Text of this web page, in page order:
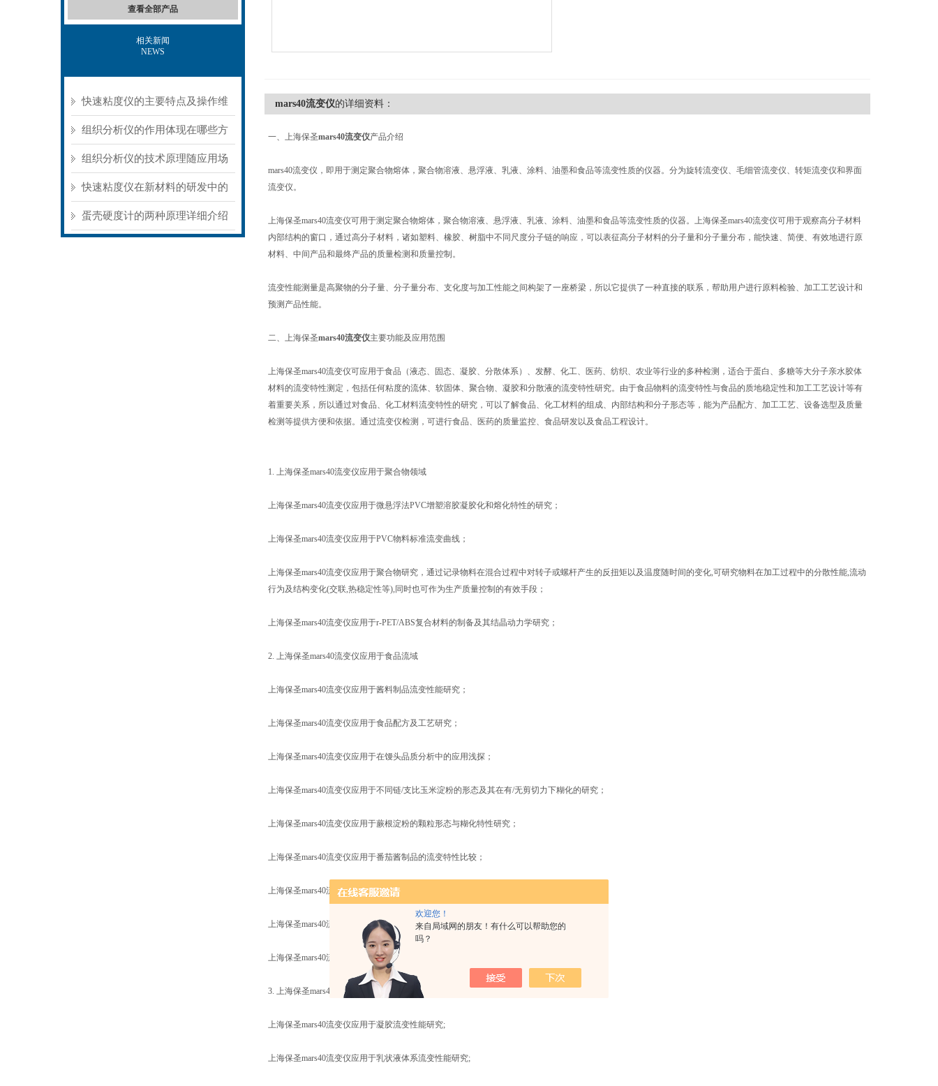
欢迎您！
来自局域网的朋友！有什么可以帮助您的
吗？
查看全部产品
相关新闻
NEWS
快速粘度仪的主要特点及操作维
护方式
组织分析仪的作用体现在哪些方
面？
组织分析仪的技术原理随应用场
景不同存在明显差异
快速粘度仪在新材料的研发中的
应用
蛋壳硬度计的两种原理详细介绍
mars40流变仪的详细资料：
一、上海保圣mars40流变仪产品介绍
mars40流变仪，即用于测定聚合物熔体，聚合物溶液、悬浮液、乳液、涂料、油墨和食品等流变性质的仪器。分为旋转流变仪、毛细管流变仪、转矩流变仪和界面
流变仪。
上海保圣mars40流变仪可用于测定聚合物熔体，聚合物溶液、悬浮液、乳液、涂料、油墨和食品等流变性质的仪器。上海保圣mars40流变仪可用于观察高分子材料
内部结构的窗口，通过高分子材料，诸如塑料、橡胶、树脂中不同尺度分子链的响应，可以表征高分子材料的分子量和分子量分布，能快速、简便、有效地进行原
材料、中间产品和最终产品的质量检测和质量控制。
流变性能测量是高聚物的分子量、分子量分布、支化度与加工性能之间构架了一座桥梁，所以它提供了一种直接的联系，帮助用户进行原料检验、加工工艺设计和
预测产品性能。
二、上海保圣mars40流变仪主要功能及应用范围
上海保圣mars40流变仪可应用于食品（液态、固态、凝胶、分散体系）、发酵、化工、医药、纺织、农业等行业的多种检测，适合于蛋白、多糖等大分子亲水胶体
材料的流变特性测定，包括任何粘度的流体、软固体、聚合物、凝胶和分散液的流变特性研究。由于食品物料的流变特性与食品的质地稳定性和加工工艺设计等有
着重要关系，所以通过对食品、化工材料流变特性的研究，可以了解食品、化工材料的组成、内部结构和分子形态等，能为产品配方、加工工艺、设备选型及质量
检测等提供方便和依据。通过流变仪检测，可进行食品、医药的质量监控、食品研发以及食品工程设计。
1. 上海保圣mars40流变仪应用于聚合物领域
上海保圣mars40流变仪应用于微悬浮法PVC增塑溶胶凝胶化和熔化特性的研究；
上海保圣mars40流变仪应用于PVC物料标准流变曲线；
上海保圣mars40流变仪应用于聚合物研究，通过记录物料在混合过程中对转子或螺杆产生的反扭矩以及温度随时间的变化,可研究物料在加工过程中的分散性能,流动
行为及结构变化(交联,热稳定性等),同时也可作为生产质量控制的有效手段；
上海保圣mars40流变仪应用于r-PET/ABS复合材料的制备及其结晶动力学研究；
2. 上海保圣mars40流变仪应用于食品流域
上海保圣mars40流变仪应用于酱料制品流变性能研究；
上海保圣mars40流变仪应用于食品配方及工艺研究；
上海保圣mars40流变仪应用于在馒头品质分析中的应用浅探；
上海保圣mars40流变仪应用于不同链/支比玉米淀粉的形态及其在有/无剪切力下糊化的研究；
上海保圣mars40流变仪应用于蕨根淀粉的颗粒形态与糊化特性研究；
上海保圣mars40流变仪应用于番茄酱制品的流变特性比较；
上海保圣mars40流变仪应用于蓝莓发酵副产物制作低糖果酱的工艺研究；
上海保圣mars40流变仪应用于巧克力的粘度测定，用旋转流变仪对巧克力原料进行质量控制；
上海保圣mars40流变仪应用于旋转流变仪在油脂研究中的应用。
3. 上海保圣mars40流变仪应用于化妆品领域
上海保圣mars40流变仪应用于凝胶流变性能研究;
上海保圣mars40流变仪应用于乳状液体系流变性能研究;